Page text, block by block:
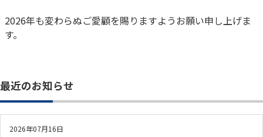
2026年も変わらぬご愛顧を賜りますようお願い申し上げま
す。
最近のお知らせ
2026年07月16日